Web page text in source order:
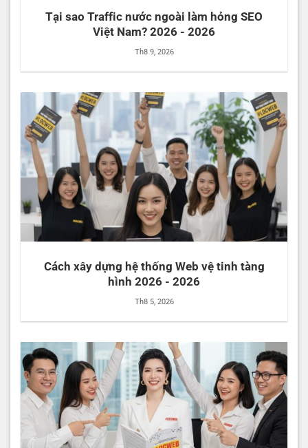
Tại sao Traffic nước ngoài làm hỏng SEO
Việt Nam? 2026 - 2026
Th8 9, 2026
Cách xây dựng hệ thống Web vệ tinh tàng
hình 2026 - 2026
Th8 5, 2026